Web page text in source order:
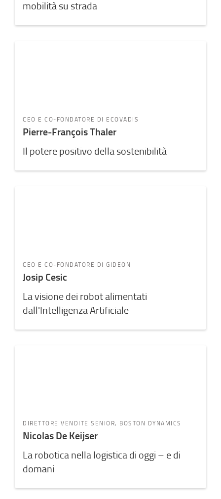
mobilità su strada
CEO E CO-FONDATORE DI ECOVADIS
Pierre-François Thaler
Il potere positivo della sostenibilità
CEO E CO-FONDATORE DI GIDEON
Josip Cesic
La visione dei robot alimentati
dall'Intelligenza Artificiale
DIRETTORE VENDITE SENIOR, BOSTON DYNAMICS
Nicolas De Keijser
La robotica nella logistica di oggi – e di
domani